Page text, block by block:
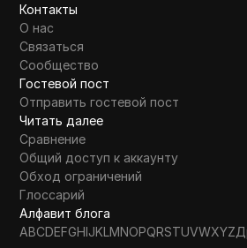
Контакты
О нас
Связаться
Сообщество
Гостевой пост
Отправить гостевой пост
Читать далее
Сравнение
Общий доступ к аккаунту
Обход ограничений
Глоссарий
Алфавит блога
ABCDEFGHIJKLMNOPQRSTUVWXYZ